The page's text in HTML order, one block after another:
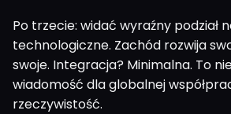
Po trzecie: widać wyraźny podział
technologiczne. Zachód rozwija
swoje. Integracja? Minimalna. To
wiadomość dla globalnej
rzeczywistość.